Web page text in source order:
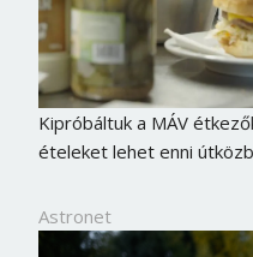
Kipróbáltuk a MÁV
ételeket lehet enni
Astronet